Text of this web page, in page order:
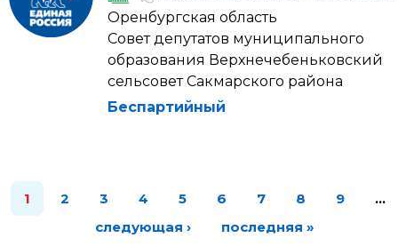
Оренбургская область
Совет депутатов муниципального
образования Верхнечебеньковский
сельсовет Сакмарского района
Беспартийный
1 2 3 4 5 6 7 8 9
…
следующая ›
последняя »